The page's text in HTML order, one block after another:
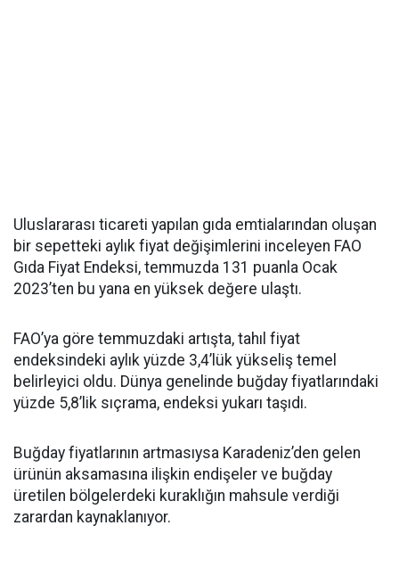
Uluslararası ticareti yapılan gıda emtialarından oluşan
bir sepetteki aylık fiyat değişimlerini inceleyen FAO
Gıda Fiyat Endeksi, temmuzda 131 puanla Ocak
2023’ten bu yana en yüksek değere ulaştı.
FAO’ya göre temmuzdaki artışta, tahıl fiyat
endeksindeki aylık yüzde 3,4’lük yükseliş temel
belirleyici oldu. Dünya genelinde buğday fiyatlarındaki
yüzde 5,8’lik sıçrama, endeksi yukarı taşıdı.
Buğday fiyatlarının artmasıysa Karadeniz’den gelen
ürünün aksamasına ilişkin endişeler ve buğday
üretilen bölgelerdeki kuraklığın mahsule verdiği
zarardan kaynaklanıyor.